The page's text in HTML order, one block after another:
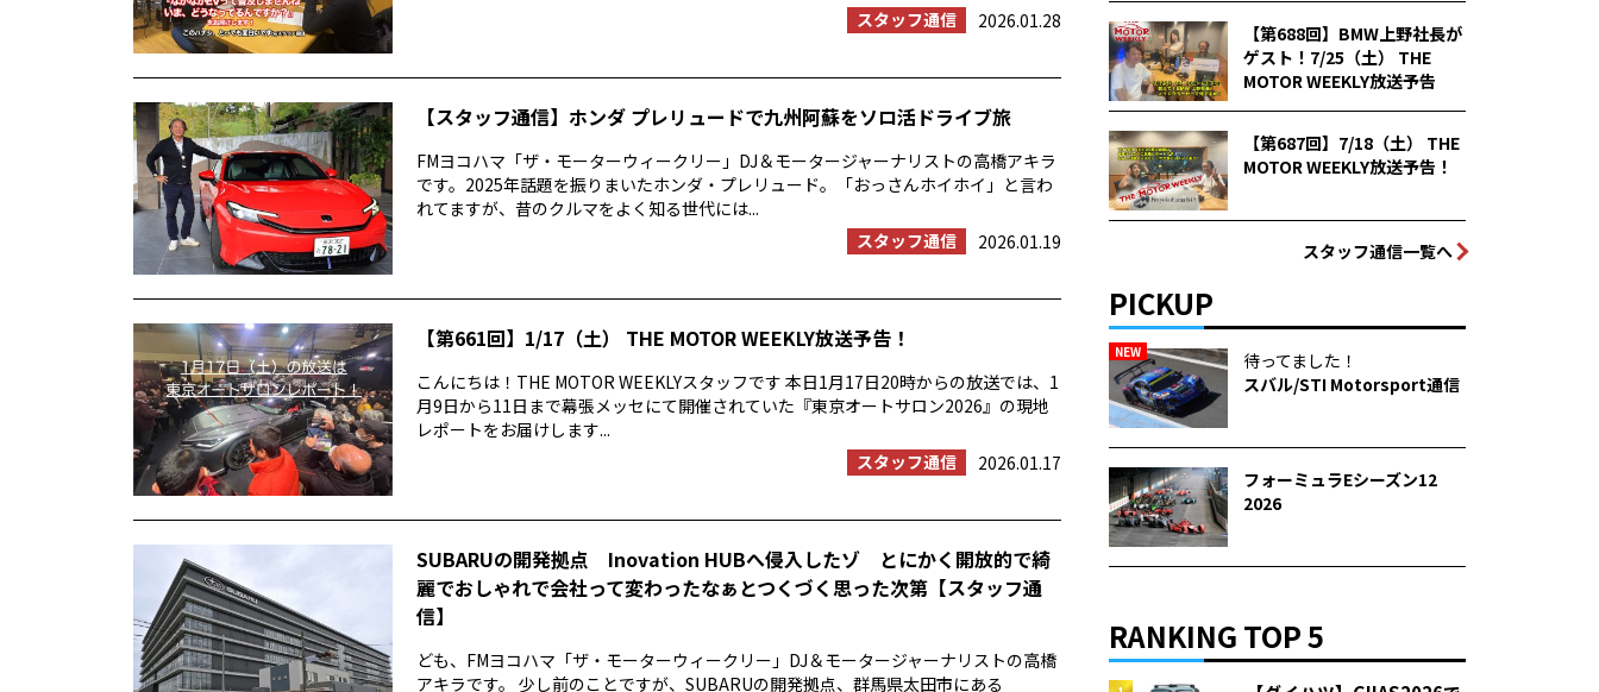
スタッフ通信
2026.01.28
【スタッフ通信】ホンダ プレリュードで九州阿蘇をソロ活ドライブ旅
FMヨコハマ「ザ・モーターウィークリー」DJ＆モータージャーナリストの高橋アキラ
です。2025年話題を振りまいたホンダ・プレリュード。「おっさんホイホイ」と言わ
れてますが、昔のクルマをよく知る世代には...
スタッフ通信
2026.01.19
【第661回】1/17（土） THE MOTOR WEEKLY放送予告！
こんにちは！THE MOTOR WEEKLYスタッフです 本日1月17日20時からの放送では、1
月9日から11日まで幕張メッセにて開催されていた『東京オートサロン2026』の現地
レポートをお届けします...
スタッフ通信
2026.01.17
SUBARUの開発拠点 Inovation HUBへ侵入したゾ とにかく開放的で綺
麗でおしゃれで会社って変わったなぁとつくづく思った次第【スタッフ通
信】
ども、FMヨコハマ「ザ・モーターウィークリー」DJ＆モータージャーナリストの高橋
アキラです。 少し前のことですが、SUBARUの開発拠点、群馬県太田市にある
【第688回】BMW上野社長が
ゲスト！7/25（土） THE
MOTOR WEEKLY放送予告
【第687回】7/18（土） THE
MOTOR WEEKLY放送予告！
スタッフ通信一覧へ
PICKUP
NEW
待ってました！
スバル/STI Motorsport通信
フォーミュラEシーズン12
2026
RANKING TOP 5